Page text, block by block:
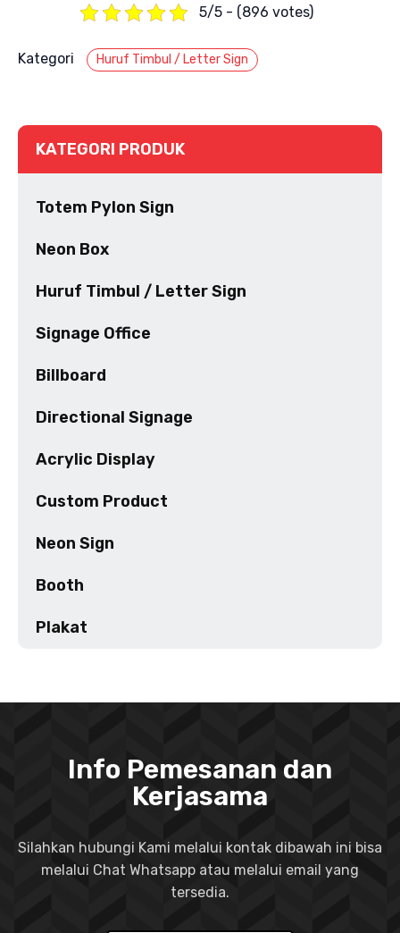
5/5 - (896 votes)
Kategori Huruf Timbul / Letter Sign
KATEGORI PRODUK
Totem Pylon Sign
Neon Box
Huruf Timbul / Letter Sign
Signage Office
Billboard
Directional Signage
Acrylic Display
Custom Product
Neon Sign
Booth
Plakat
Info Pemesanan dan
Kerjasama
Silahkan hubungi Kami melalui kontak dibawah ini bisa
melalui Chat Whatsapp atau melalui email yang
tersedia.